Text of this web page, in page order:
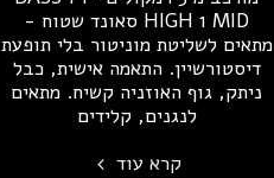
HIGH 1 MID סאונד שטוח -
מתאים לשליטת מוניטור בלי תופעת
דיסטורשיין. התאמה אישית, כבל
ניתק, גוף האוזניה קשיח. מתאים
לנגנים, קלידים
קרא עוד